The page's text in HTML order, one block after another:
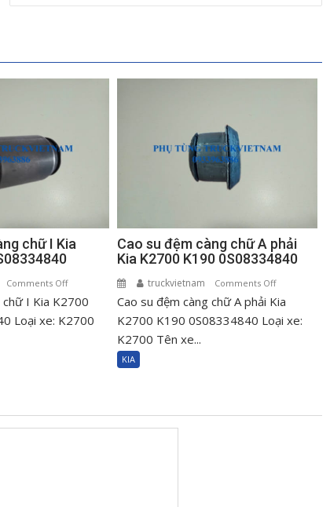
chữ I Kia
Comments Offon
Cao
su
chữ I Kia K2700
Loại xe: K2700
Cao su đệm càng chữ A phải
Kia K2700 K190 0S08334840
truckvietnam Comments Offon
Cao
su
Cao su đệm càng chữ A phải Kia
K2700 K190 0S08334840 Loại xe:
K2700 Tên xe...
KIA